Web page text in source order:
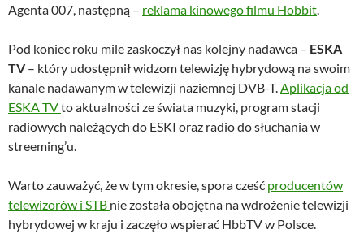
Agenta 007, następną – reklama kinowego filmu Hobbit
Pod koniec roku mile zaskoczył nas kolejny nadawca – ESKA
TV– który udostępnił widzom telewizję hybrydową na swoim
kanale nadawanym w telewizji naziemnej DVB-T. Aplikacja od
ESKA TVto aktualności ze świata muzyki, program stacji
radiowych należących do ESKI oraz radio do słuchania w
streeming’u.
Warto zauważyć, że w tym okresie, spora cześć producentów
telewizorów i STB nie została obojętna na wdrożenie telewizji
hybrydowej w kraju i zaczęło wspierać HbbTV w Polsce.